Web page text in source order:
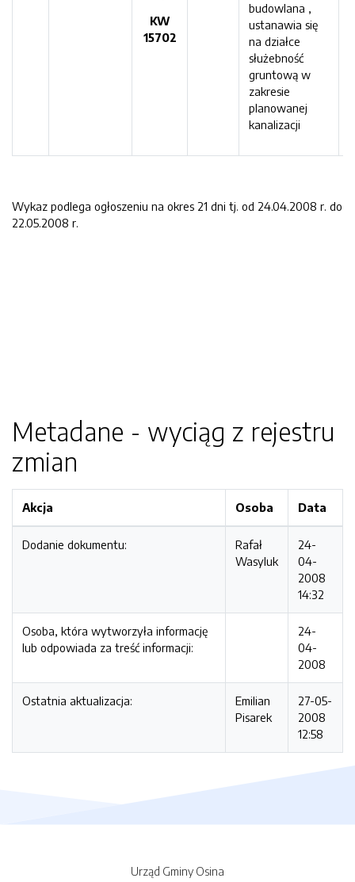
KW
15702
budowlana ,
ustanawia się
na działce
służebność
gruntową w
zakresie
planowanej
kanalizacji
Wykaz podlega ogłoszeniu na okres 21 dni tj. od 24.04.2008 r. do
22.05.2008 r.
Metadane - wyciąg z rejestru
zmian
Akcja Osoba Data
Dodanie dokumentu:
Rafał
Wasyluk
24-
04-
2008
14:32
Osoba, która wytworzyła informację
lub odpowiada za treść informacji:
24-
04-
2008
Ostatnia aktualizacja:
Emilian
Pisarek
27-05-
2008
12:58
Urząd Gminy Osina